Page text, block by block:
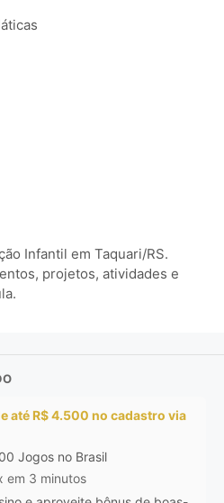
Infantil em Taquari/RS.
projetos, atividades e
até R$ 4.500 no cadastro via
Jogos no Brasil
em 3 minutos